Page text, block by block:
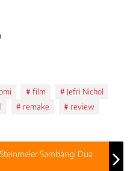
film
Jefri Nichol
remake
review
Sambangi Dua